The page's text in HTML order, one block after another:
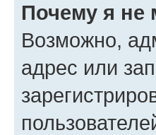
Почему я не
Возможно,
адрес или